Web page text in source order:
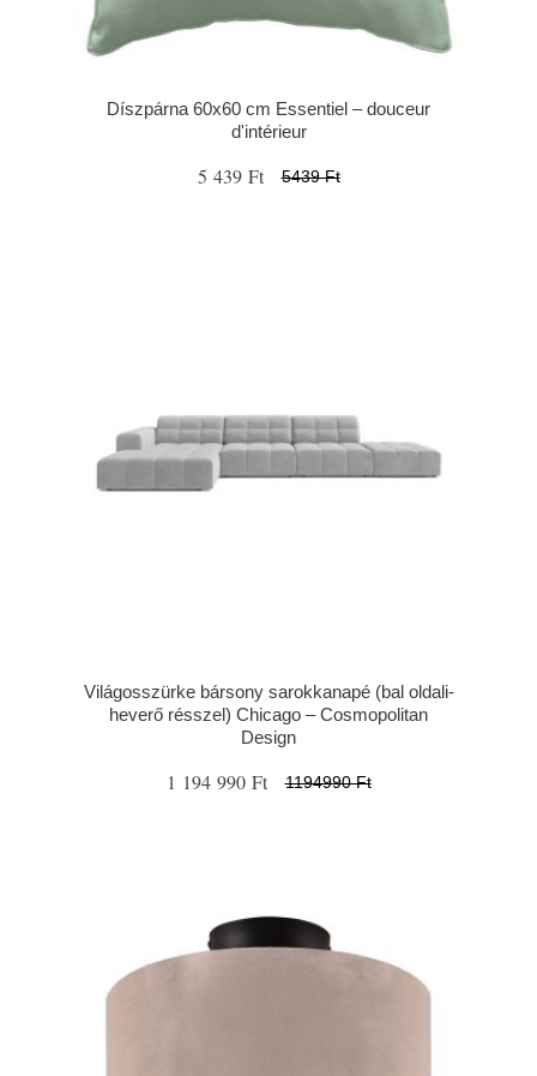
Díszpárna 60x60 cm Essentiel – douceur
d'intérieur
5 439 Ft 5439 Ft
Világosszürke bársony sarokkanapé (bal oldali-
heverő résszel) Chicago – Cosmopolitan
Design
1 194 990 Ft 1194990 Ft